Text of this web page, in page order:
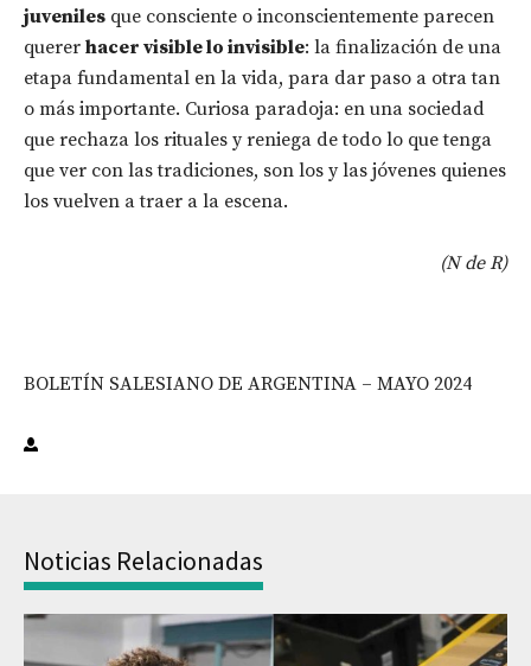
juveniles que consciente o inconscientemente parecen
querer hacer visible lo invisible: la finalización de una
etapa fundamental en la vida, para dar paso a otra tan
o más importante. Curiosa paradoja: en una sociedad
que rechaza los rituales y reniega de todo lo que tenga
que ver con las tradiciones, son los y las jóvenes quienes
los vuelven a traer a la escena.
(N de R)
BOLETÍN SALESIANO DE ARGENTINA – MAYO 2024
Noticias Relacionadas